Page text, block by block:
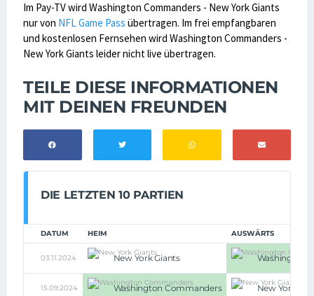
Im Pay-TV wird Washington Commanders - New York Giants
nur von NFL Game Pass übertragen. Im frei empfangbaren
und kostenlosen Fernsehen wird Washington Commanders -
New York Giants leider nicht live übertragen.
TEILE DIESE INFORMATIONEN
MIT DEINEN FREUNDEN
DIE LETZTEN 10 PARTIEN
DATUM HEIM AUSWÄRTS
03.11.2024 New York Giants Washington
15.09.2024 Washington Commanders New York